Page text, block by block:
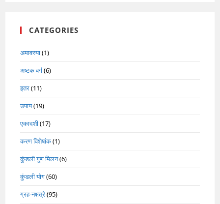
CATEGORIES
अमावस्या(1)
अष्टक वर्ग(6)
इतर(11)
उपाय(19)
एकादशी(17)
करण विशेषांक(1)
कुंडली गुण मिलन(6)
कुंडली योग(60)
ग्रह-नक्षत्रे(95)